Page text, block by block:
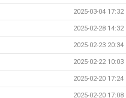
2025-03-04 17:32
2025-02-28 14:32
2025-02-23 20:34
2025-02-22 10:03
2025-02-20 17:24
2025-02-20 17:08